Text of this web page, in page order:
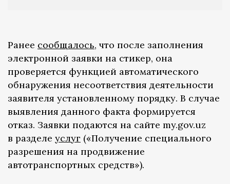
Ранее сообщалось, что после заполнения
электронной заявки на стикер, она
проверяется функцией автоматического
обнаружения несоответствия деятельности
заявителя установленному порядку. В случае
выявления данного факта формируется
отказ. Заявки подаются на сайте my.gov.uz
в разделе услуг («Получение специального
разрешения на продвижение
автотранспортных средств»).